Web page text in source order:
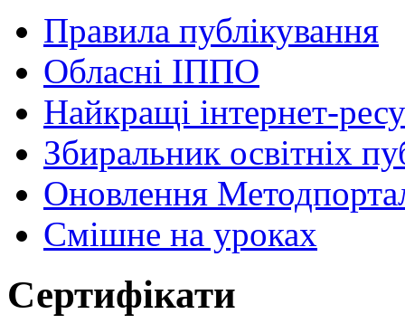
Правила публікування
Обласні ІППО
Найкращі інтернет-
Збиральник освітніх
Оновлення
Cмішне на уроках
Сертифікати